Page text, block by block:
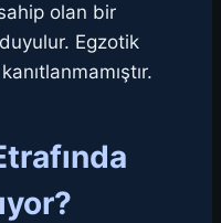
olan bir
Egzotik